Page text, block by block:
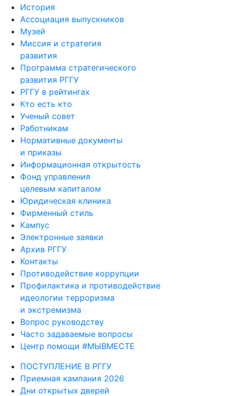
История
Ассоциация выпускников
Музей
Миссия и стратегия
развития
Программа стратегического
развития РГГУ
РГГУ в рейтингах
Кто есть кто
Ученый совет
Работникам
Нормативные документы
и приказы
Информационная открытость
Фонд управления
целевым капиталом
Юридическая клиника
Фирменный стиль
Кампус
Электронные заявки
Архив РГГУ
Контакты
Противодействие коррупции
Профилактика и противодействие
идеологии терроризма
и экстремизма
Вопрос руководству
Часто задаваемые вопросы
Центр помощи #МЫВМЕСТЕ
ПОСТУПЛЕНИЕ В РГГУ
Приемная кампания 2026
Дни открытых дверей